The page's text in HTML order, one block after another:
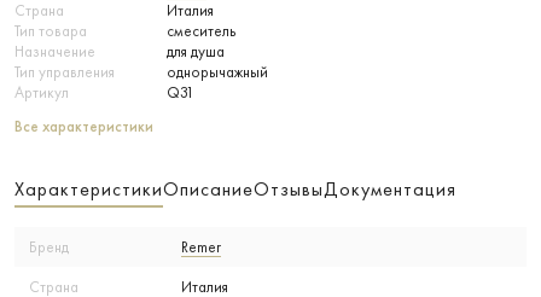
Страна
Италия
Тип товара
смеситель
Назначение
для душа
Тип управления
однорычажный
Артикул
Q31
Все характеристики
ХарактеристикиОписаниеОтзывыДокументация
Бренд Remer
Страна Италия